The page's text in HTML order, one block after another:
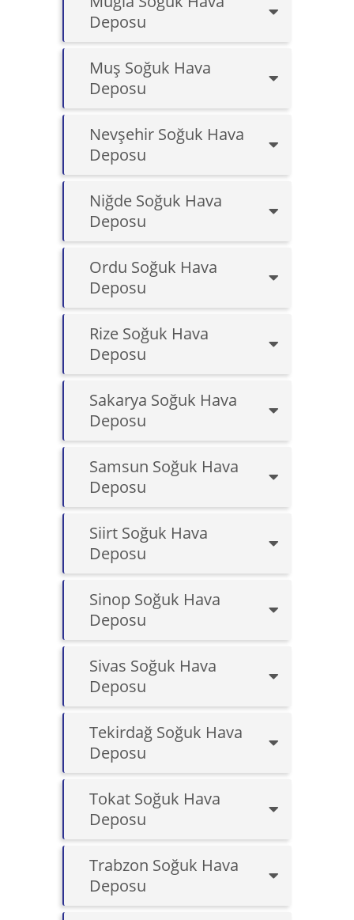
Deposu
Muş Soğuk Hava
Deposu
Nevşehir Soğuk Hava
Deposu
Niğde Soğuk Hava
Deposu
Ordu Soğuk Hava
Deposu
Rize Soğuk Hava
Deposu
Sakarya Soğuk Hava
Deposu
Samsun Soğuk Hava
Deposu
Siirt Soğuk Hava
Deposu
Sinop Soğuk Hava
Deposu
Sivas Soğuk Hava
Deposu
Tekirdağ Soğuk Hava
Deposu
Tokat Soğuk Hava
Deposu
Trabzon Soğuk Hava
Deposu